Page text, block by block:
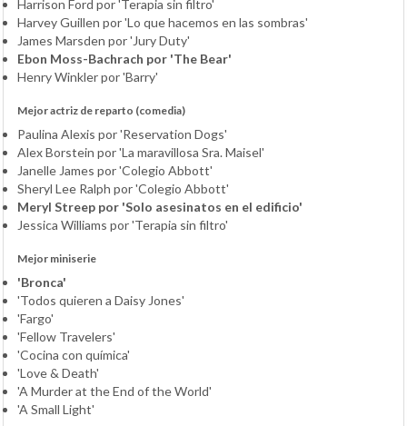
Harrison Ford por 'Terapia sin filtro'
Harvey Guillen por 'Lo que hacemos en las sombras'
James Marsden por 'Jury Duty'
Ebon Moss-Bachrach por 'The Bear'
Henry Winkler por 'Barry'
Mejor actriz de reparto (comedia)
Paulina Alexis por 'Reservation Dogs'
Alex Borstein por 'La maravillosa Sra. Maisel'
Janelle James por 'Colegio Abbott'
Sheryl Lee Ralph por 'Colegio Abbott'
Meryl Streep por 'Solo asesinatos en el edificio'
Jessica Williams por 'Terapia sin filtro'
Mejor miniserie
'Bronca'
'Todos quieren a Daisy Jones'
'Fargo'
'Fellow Travelers'
'Cocina con química'
'Love & Death'
'A Murder at the End of the World'
'A Small Light'